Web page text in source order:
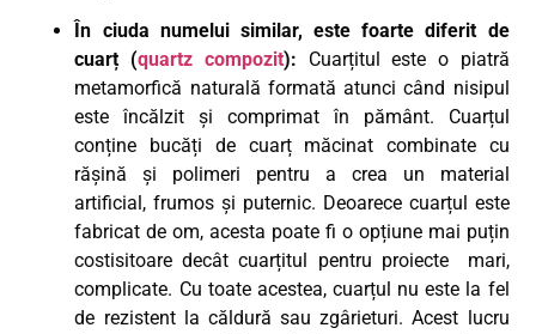
În ciuda numelui similar, este foarte diferit de
cuarț (quartz compozit): Cuarțitul este o piatră
metamorfică naturală formată atunci când nisipul
este încălzit și comprimat în pământ. Cuarțul
conține bucăți de cuarț măcinat combinate cu
rășină și polimeri pentru a crea un material
artificial, frumos și puternic. Deoarece cuarțul este
fabricat de om, acesta poate fi o opțiune mai puțin
costisitoare decât cuarțitul pentru proiecte mari,
complicate. Cu toate acestea, cuarțul nu este la fel
de rezistent la căldură sau zgârieturi. Acest lucru